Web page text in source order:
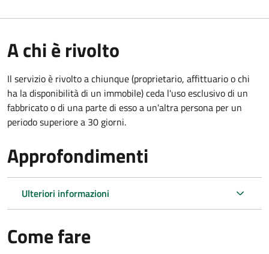
A chi è rivolto
Il servizio è rivolto a chiunque (proprietario, affittuario o chi
ha la disponibilità di un immobile) ceda l'uso esclusivo di un
fabbricato o di una parte di esso a un'altra persona per un
periodo superiore a 30 giorni.
Approfondimenti
Ulteriori informazioni
Come fare